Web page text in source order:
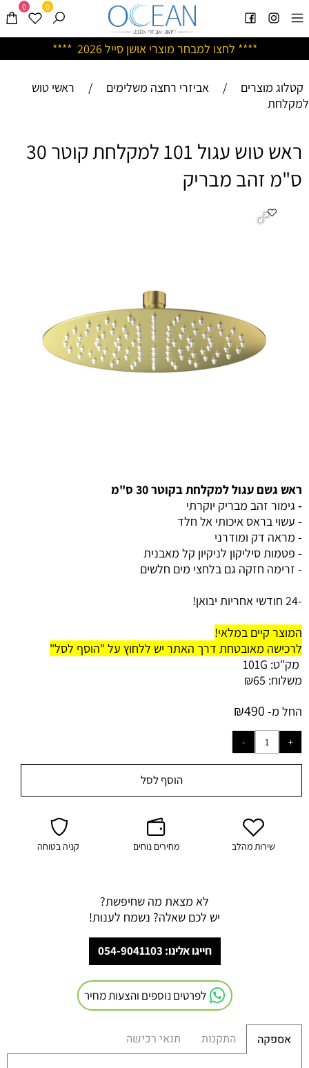
**** לחצו למבחר מוצרי אושן סייל 2026 ****
0 0
קטלוג מוצרים / אביזרי רחצה משלימים /
ראשי טוש
למקלחת
ראש טוש עגול 101 למקלחת קוטר 30
ס"מ זהב מבריק
ראש גשם עגול למקלחת בקוטר 30 ס"מ
- גימור זהב מבריק יוקרתי
- עשוי בראס איכותי אל חלד
- מראה דק ומודרני
- פטמות סיליקון לניקיון קל מאבנית
- זרימה חזקה גם בלחצי מים חלשים
-24 חודשי אחריות יבואן!
המוצר קיים במלאי!
לרכישה מאובטחת דרך האתר יש ללחוץ על "הוסף לסל"
מק"ט: 101G
משלוח:
₪65
החל מ-
₪490
הוסף לסל
שירות מהלב מחירים נוחים קניה בטוחה
לא מצאת מה שחיפשת?
יש לכם שאלה? נשמח לענות!
חייגו אלינו: 054-9041103
לפרטים נוספים והצעות מחיר
אספקה התקנות תנאי רכישה